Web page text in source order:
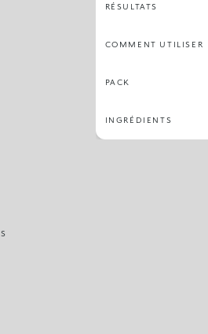
RÉSULTATS
COMMENT UTILISER
PACK
INGRÉDIENTS